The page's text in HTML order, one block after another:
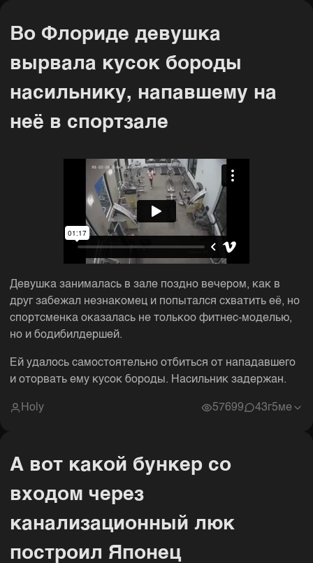
Во Флориде девушка
вырвала кусок бороды
насильнику, напавшему на
неё в спортзале
Девушка занималась в зале поздно вечером, как в
друг забежал незнакомец и попытался схватить её, но
спортсменка оказалась не толькоо фитнес-моделью,
но и бодибилдершей.
Ей удалось самостоятельно отбиться от нападавшего
и оторвать ему кусок бороды. Насильник задержан.
Holy 57699 43г5ме
А вот какой бункер со
входом через
канализационный люк
построил Японец